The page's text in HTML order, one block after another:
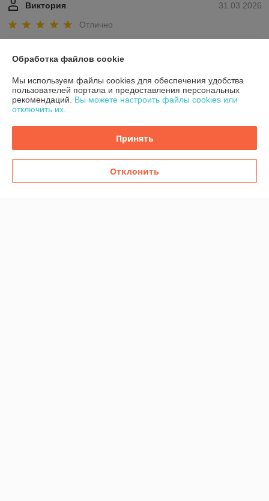
31.03.2026
Виктория
Отлично
Тоня
Все хорошо, хорошо упаковали , спасибо за заказ
О нас
Обработка файлов cookie
Мы используем файлы cookies для обеспечения удобства
пользователей портала и предоставления персональных
рекомендаций. Вы можете настроить файлы cookies или
отключить их.
Принять
Отклонить